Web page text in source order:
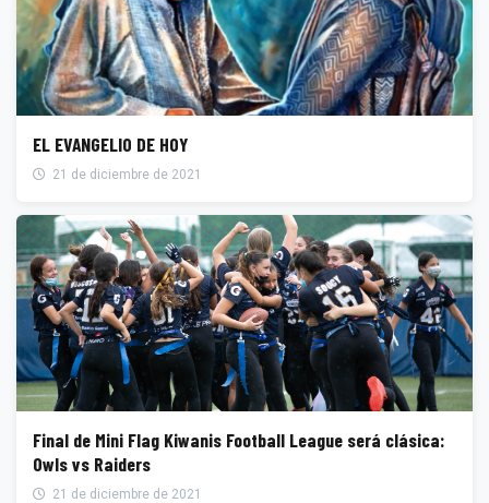
EL EVANGELIO DE HOY
21 de diciembre de 2021
Final de Mini Flag Kiwanis Football League será clásica:
Owls vs Raiders
21 de diciembre de 2021